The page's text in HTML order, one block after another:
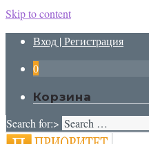
Skip to content
Вход | Регистрация
0
Корзина
Search for:>